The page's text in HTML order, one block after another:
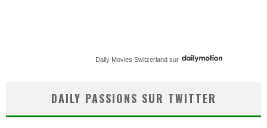
Daily Movies Switzerland sur
DAILY PASSIONS SUR TWITTER